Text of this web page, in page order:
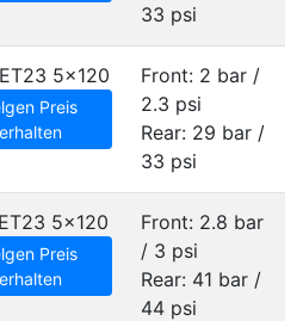
33 psi
5x120
Preis
erhalten
Front: 2 bar /
2.3 psi
Rear: 29 bar /
33 psi
5x120
Preis
erhalten
Front: 2.8 bar
/ 3 psi
Rear: 41 bar /
44 psi